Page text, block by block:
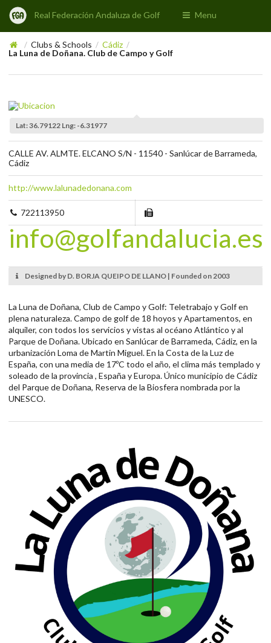
Real Federación Andaluza de Golf Menu
/ Clubs & Schools / Cádiz /
La Luna de Doñana. Club de Campo y Golf
Lat: 36.79122 Lng: -6.31977
CALLE AV. ALMTE. ELCANO S/N - 11540 - Sanlúcar de Barrameda,
Cádiz
http://www.lalunadedonana.com
722113950
info@golfandalucia.es
Designed by D. BORJA QUEIPO DE LLANO | Founded on 2003
La Luna de Doñana, Club de Campo y Golf: Teletrabajo y Golf en
plena naturaleza. Campo de golf de 18 hoyos y Apartamentos, en
alquiler, con todos los servicios y vistas al océano Atlántico y al
Parque de Doñana. Ubicado en Sanlúcar de Barrameda, Cádiz, en la
urbanización Loma de Martin Miguel. En la Costa de la Luz de
España, con una media de 17ºC todo el año, el clima más templado y
soleado de la provincia , España y Europa. Único municipio de Cádiz
del Parque de Doñana, Reserva de la Biosfera nombrada por la
UNESCO.